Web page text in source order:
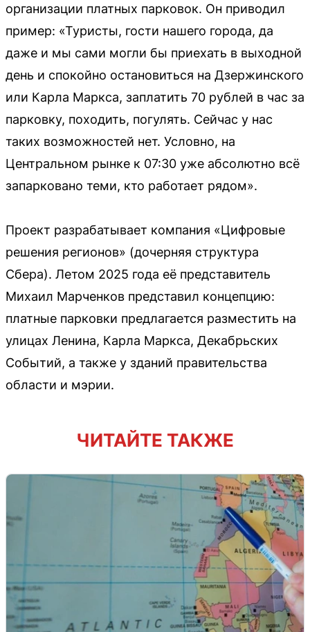
организации платных парковок. Он приводил
пример: «Туристы, гости нашего города, да
даже и мы сами могли бы приехать в выходной
день и спокойно остановиться на Дзержинского
или Карла Маркса, заплатить 70 рублей в час за
парковку, походить, погулять. Сейчас у нас
таких возможностей нет. Условно, на
Центральном рынке к 07:30 уже абсолютно всё
запарковано теми, кто работает рядом».
Проект разрабатывает компания «Цифровые
решения регионов» (дочерняя структура
Сбера). Летом 2025 года её представитель
Михаил Марченков представил концепцию:
платные парковки предлагается разместить на
улицах Ленина, Карла Маркса, Декабрьских
Событий, а также у зданий правительства
области и мэрии.
ЧИТАЙТЕ ТАКЖЕ